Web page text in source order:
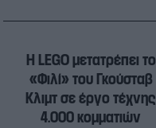
Η LEGO μετατρέπει το
«Φιλί» του Γκούσταβ
Κλιμτ σε έργο τέχνης
4.000 κομματιών